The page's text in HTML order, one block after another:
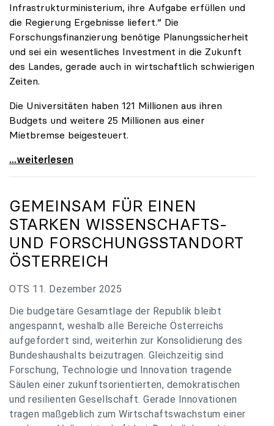
Infrastrukturministerium, ihre Aufgabe erfüllen und
die Regierung Ergebnisse liefert.“ Die
Forschungsfinanzierung benötige Planungssicherheit
und sei ein wesentliches Investment in die Zukunft
des Landes, gerade auch in wirtschaftlich schwierigen
Zeiten.
Die Universitäten haben 121 Millionen aus ihren
Budgets und weitere 25 Millionen aus einer
Mietbremse beigesteuert.
„Verzögerung unverständlich“: Universitäten
...weiterlesen
GEMEINSAM FÜR EINEN
STARKEN WISSENSCHAFTS-
UND FORSCHUNGSSTANDORT
ÖSTERREICH
OTS 11. Dezember 2025
Die budgetäre Gesamtlage der Republik bleibt
angespannt, weshalb alle Bereiche Österreichs
aufgefordert sind, weiterhin zur Konsolidierung des
Bundeshaushalts beizutragen. Gleichzeitig sind
Forschung, Technologie und Innovation tragende
Säulen einer zukunftsorientierten, demokratischen
und resilienten Gesellschaft. Gerade Innovationen
tragen maßgeblich zum Wirtschaftswachstum einer